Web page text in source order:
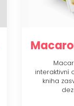
interaktivní
kniha